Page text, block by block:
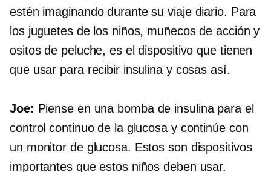
estén imaginando durante su viaje diario. Para
los juguetes de los niños, muñecos de acción y
ositos de peluche, es el dispositivo que tienen
que usar para recibir insulina y cosas así.
Joe: Piense en una bomba de insulina para el
control continuo de la glucosa y continúe con
un monitor de glucosa. Estos son dispositivos
importantes que estos niños deben usar.